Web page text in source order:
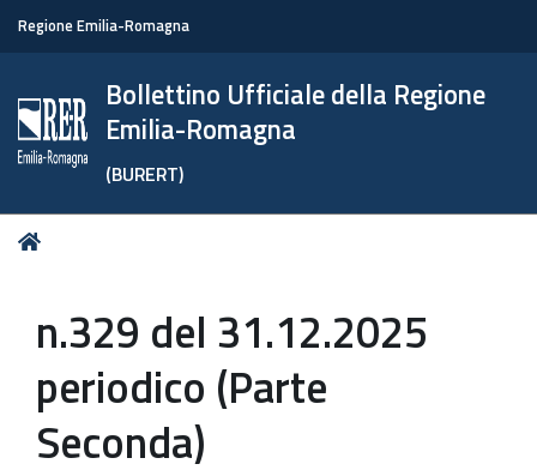
Regione Emilia-Romagna
Bollettino Ufficiale della Regione
Emilia-Romagna
(BURERT)
Tu
n.329 del 31.12.2025
periodico (Parte
Seconda)